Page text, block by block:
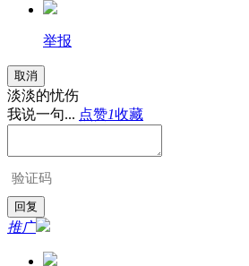
举报
取消
淡淡的忧伤
我说一句... 点赞1收藏
推广